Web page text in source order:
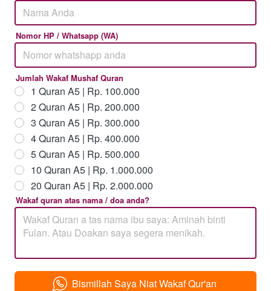
Nomor HP / Whatsapp (WA)
Jumlah Wakaf Mushaf Quran
1 Quran A5 | Rp. 100.000
2 Quran A5 | Rp. 200.000
3 Quran A5 | Rp. 300.000
4 Quran A5 | Rp. 400.000
5 Quran A5 | Rp. 500.000
10 Quran A5 | Rp. 1.000.000
20 Quran A5 | Rp. 2.000.000
Wakaf quran atas nama / doa anda?
` Bismillah Saya Niat Wakaf Qur'an